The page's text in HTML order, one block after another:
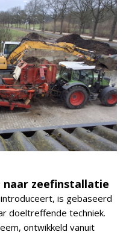
naar zeefinstallatie
is gebaseerd
doeltreffende techniek.
ontwikkeld vanuit